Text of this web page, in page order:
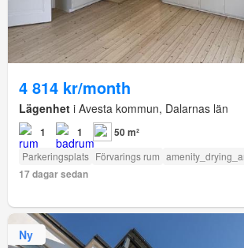
4 814 kr/month
Lägenhet i Avesta kommun, Dalarnas län
1 1 50 m²
Parkeringsplats Förvarings rum
17 dagar sedan
Ny